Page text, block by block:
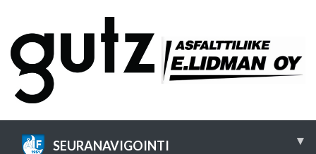
SEURANAVIGOINTI ▾